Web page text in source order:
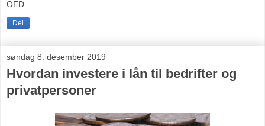
OED
Del
søndag 8. desember 2019
Hvordan investere i lån til bedrifter og
privatpersoner